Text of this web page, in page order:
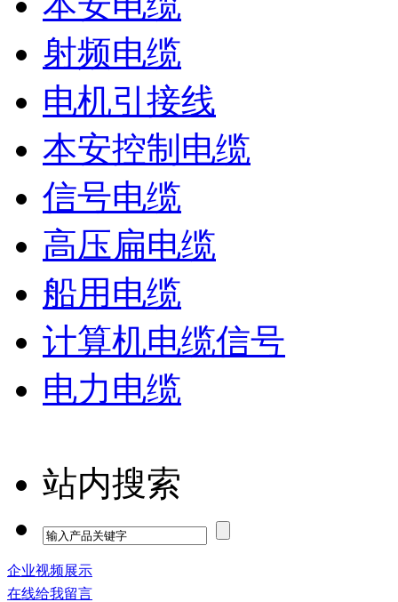
射频电缆
电机引接线
本安控制电缆
信号电缆
高压扁电缆
船用电缆
计算机电缆信号
电力电缆
站内搜索
企业视频展示
在线给我留言